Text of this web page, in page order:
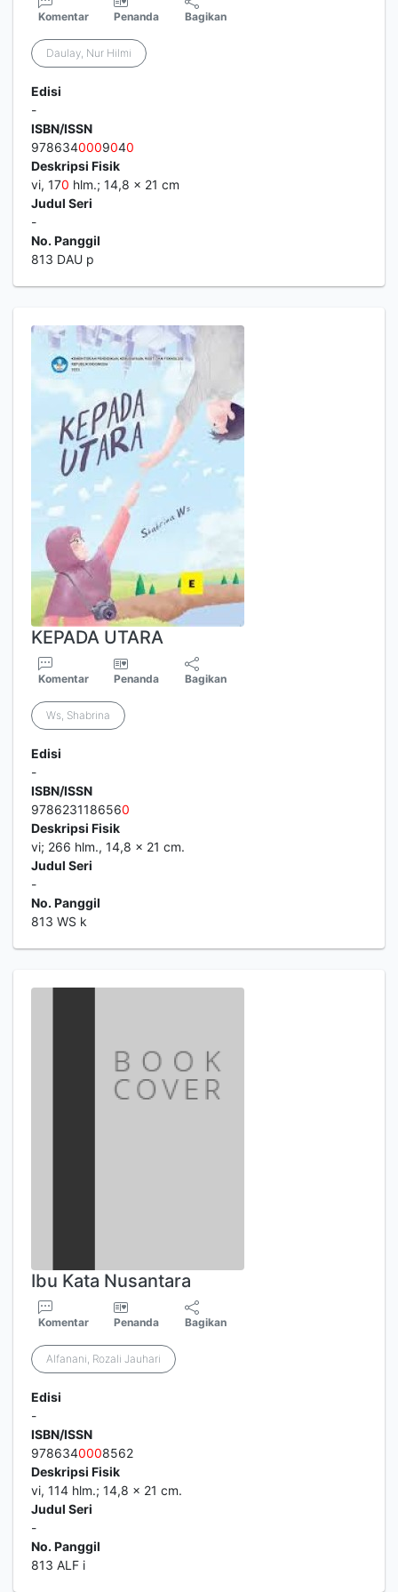
Komentar Penanda Bagikan
Daulay, Nur Hilmi
Edisi
-
ISBN/ISSN
9786340009040
Deskripsi Fisik
vi, 170 hlm.; 14,8 x 21 cm
Judul Seri
-
No. Panggil
813 DAU p
KEPADA UTARA
Komentar Penanda Bagikan
Ws, Shabrina
Edisi
-
ISBN/ISSN
9786231186560
Deskripsi Fisik
vi; 266 hlm., 14,8 x 21 cm.
Judul Seri
-
No. Panggil
813 WS k
Ibu Kata Nusantara
Komentar Penanda Bagikan
Alfanani, Rozali Jauhari
Edisi
-
ISBN/ISSN
9786340008562
Deskripsi Fisik
vi, 114 hlm.; 14,8 x 21 cm.
Judul Seri
-
No. Panggil
813 ALF i